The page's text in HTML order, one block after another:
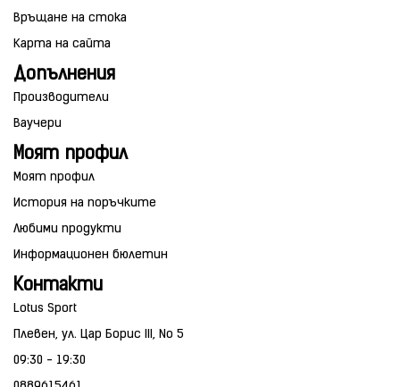
Връщане на стока
Карта на сайта
Допълнения
Производители
Ваучери
Моят профил
Моят профил
История на поръчките
Любими продукти
Информационен бюлетин
Контакти
Lotus Sport
Плевен, ул. Цар Борис III, No 5
09:30 - 19:30